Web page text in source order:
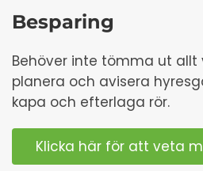
Besparing
Behöver inte tömma ut allt
planera och avisera
kapa och efterlaga rör.
Klicka här för att veta